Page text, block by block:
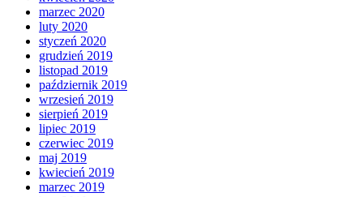
marzec 2020
luty 2020
styczeń 2020
grudzień 2019
listopad 2019
październik 2019
wrzesień 2019
sierpień 2019
lipiec 2019
czerwiec 2019
maj 2019
kwiecień 2019
marzec 2019